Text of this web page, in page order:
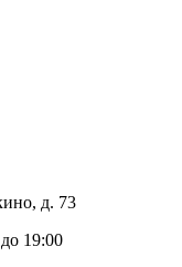
д. 73
19:00